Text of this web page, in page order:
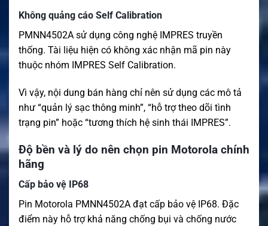
Không quảng cáo Self Calibration
PMNN4502A sử dụng công nghệ IMPRES truyền
thống. Tài liệu hiện có không xác nhận mã pin này
thuộc nhóm IMPRES Self Calibration.
Vì vậy, nội dung bán hàng chỉ nên sử dụng các mô tả
như “quản lý sạc thông minh”, “hỗ trợ theo dõi tình
trạng pin” hoặc “tương thích hệ sinh thái IMPRES”.
Độ bền và lý do nên chọn pin Motorola chính
hãng
Cấp bảo vệ IP68
Pin Motorola PMNN4502A đạt cấp bảo vệ IP68. Đặc
điểm này hỗ trợ khả năng chống bụi và chống nước